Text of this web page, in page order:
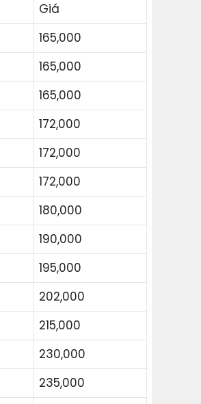
Giá
165,000
165,000
165,000
172,000
172,000
172,000
180,000
190,000
195,000
202,000
215,000
230,000
235,000